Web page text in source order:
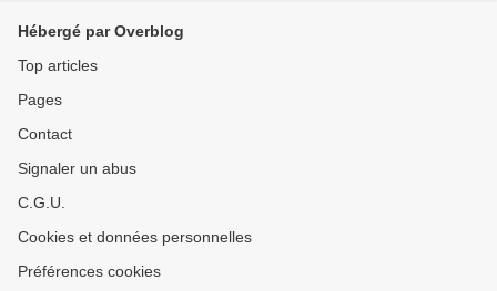
Hébergé par Overblog
Top articles
Pages
Contact
Signaler un abus
C.G.U.
Cookies et données personnelles
Préférences cookies